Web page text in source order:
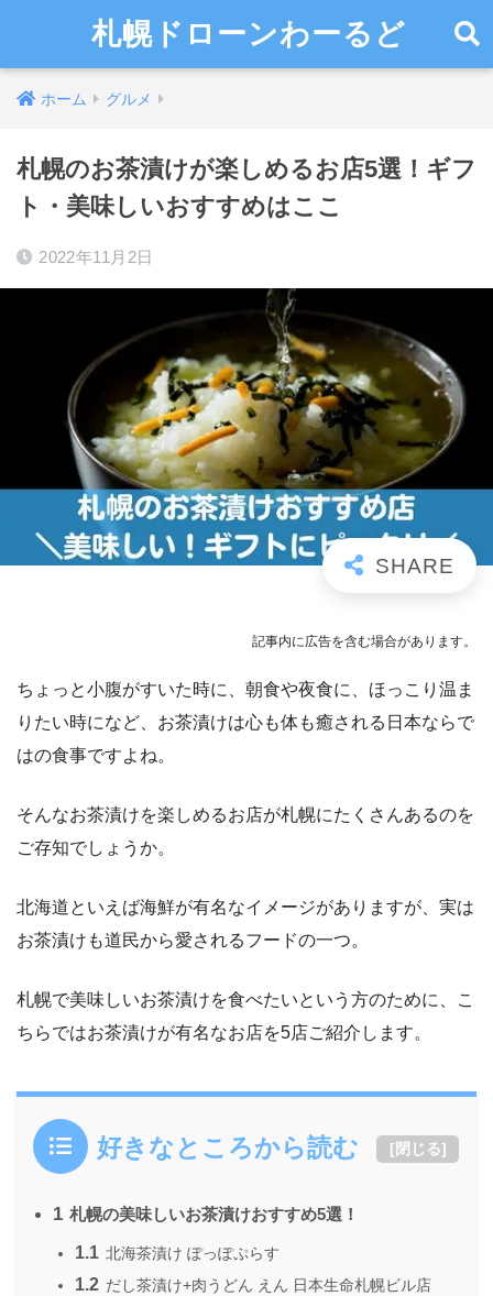
札幌ドローンわーるど
ホーム グルメ
札幌のお茶漬けが楽しめるお店5選！ギフ
ト・美味しいおすすめはここ
2022年11月2日
記事内に広告を含む場合があります。
ちょっと小腹がすいた時に、朝食や夜食に、ほっこり温ま
りたい時になど、お茶漬けは心も体も癒される日本ならで
はの食事ですよね。
そんなお茶漬けを楽しめるお店が札幌にたくさんあるのを
ご存知でしょうか。
北海道といえば海鮮が有名なイメージがありますが、実は
お茶漬けも道民から愛されるフードの一つ。
札幌で美味しいお茶漬けを食べたいという方のために、こ
ちらではお茶漬けが有名なお店を5店ご紹介します。
好きなところから読む [閉じる]
1 札幌の美味しいお茶漬けおすすめ5選！
1.1 北海茶漬け ぽっぽぷらす
1.2 だし茶漬け+肉うどん えん 日本生命札幌ビル店